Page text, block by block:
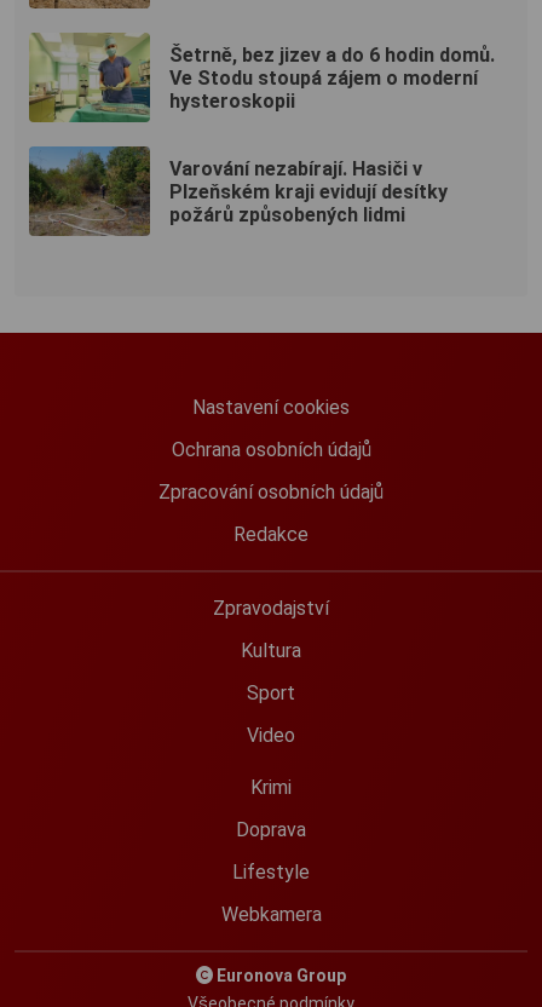
Šetrně, bez jizev a do 6 hodin domů.
Ve Stodu stoupá zájem o moderní
hysteroskopii
Varování nezabírají. Hasiči v
Plzeňském kraji evidují desítky
požárů způsobených lidmi
Nastavení cookies
Ochrana osobních údajů
Zpracování osobních údajů
Redakce
Zpravodajství
Kultura
Sport
Video
Krimi
Doprava
Lifestyle
Webkamera
Euronova Group
Všeobecné podmínky